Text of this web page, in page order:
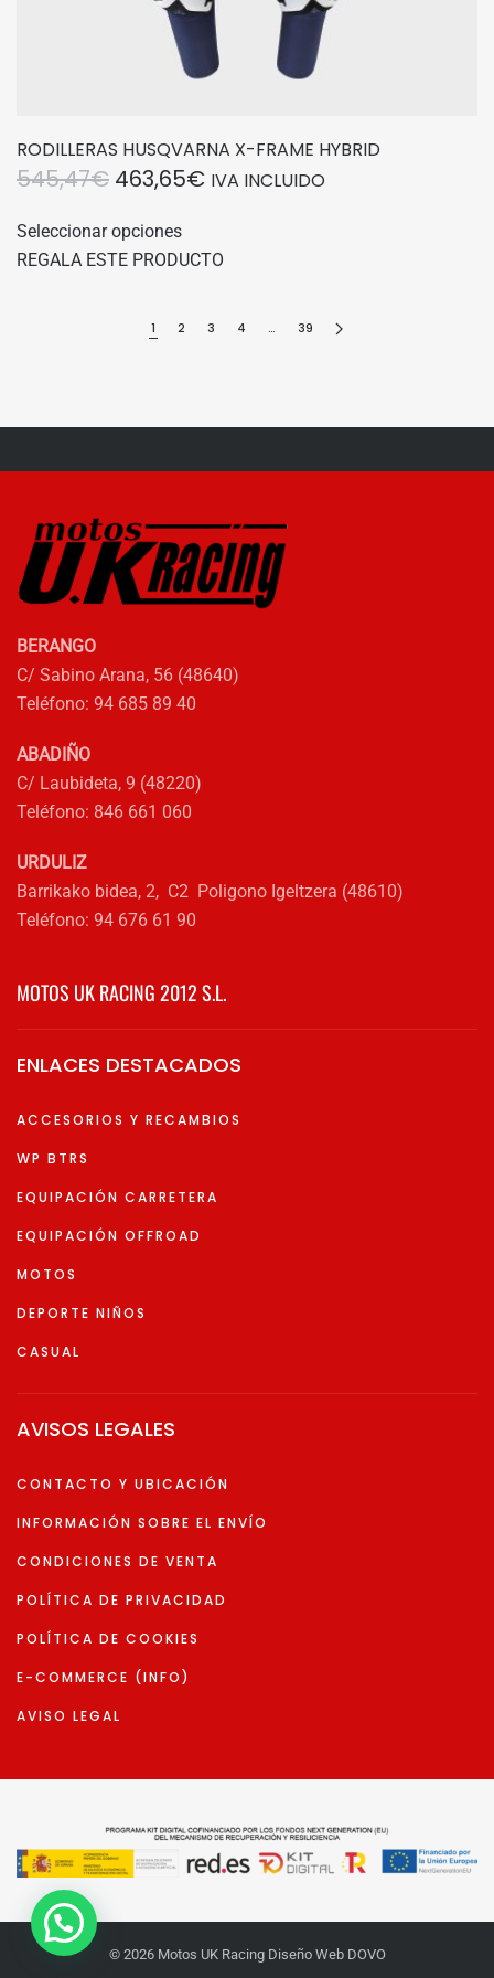
RODILLERAS HUSQVARNA X-FRAME HYBRID
545,47€ EL
ORIGINAL
463,65€EL
IVA INCLUIDO
Seleccionar opcionesproducto
tiene
variantes.
elegir
la
página
de
producto
REGALA ESTE PRODUCTO
1 2 3 4 … 39
BERANGO
C/ Sabino Arana, 56 (48640)
Teléfono: 94 685 89 40
ABADIÑO
C/ Laubideta, 9 (48220)
Teléfono: 846 661 060
URDULIZ
Barrikako bidea, 2, C2 Poligono Igeltzera (48610)
Teléfono: 94 676 61 90
MOTOS UK RACING 2012 S.L.
ENLACES DESTACADOS
ACCESORIOS Y RECAMBIOS
WP BTRS
EQUIPACIÓN CARRETERA
EQUIPACIÓN OFFROAD
MOTOS
DEPORTE NIÑOS
CASUAL
AVISOS LEGALES
CONTACTO Y UBICACIÓN
INFORMACIÓN SOBRE EL ENVÍO
CONDICIONES DE VENTA
POLÍTICA DE PRIVACIDAD
POLÍTICA DE COOKIES
E-COMMERCE (INFO)
AVISO LEGAL
© 2026 Motos UK Racing Diseño Web DOVO